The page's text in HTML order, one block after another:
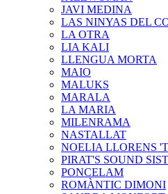
JAVI MEDINA
LAS NINYAS DEL
LA OTRA
LIA KALI
LLENGUA MORTA
MAIO
MALUKS
MARALA
LA MARIA
MILENRAMA
NASTALLAT
NOELIA LLORENS
PIRAT'S SOUND
PONCELAM
ROMÀNTIC DIMONI